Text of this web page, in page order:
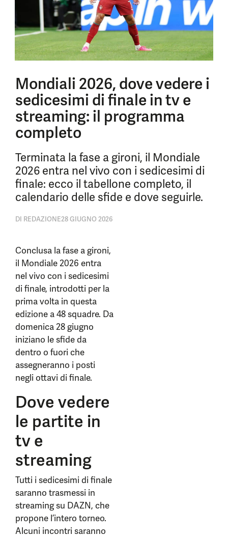
Mondiali 2026, dove vedere i
sedicesimi di finale in tv e
streaming: il programma
completo
Terminata la fase a gironi, il Mondiale
2026 entra nel vivo con i sedicesimi di
finale: ecco il tabellone completo, il
calendario delle sfide e dove seguirle.
DI REDAZIONE28 GIUGNO 2026
Conclusa la fase a gironi,
il Mondiale 2026 entra
nel vivo con i sedicesimi
di finale, introdotti per la
prima volta in questa
edizione a 48 squadre. Da
domenica 28 giugno
iniziano le sfide da
dentro o fuori che
assegneranno i posti
negli ottavi di finale.
Dove vedere
le partite in
tv e
streaming
Tutti i sedicesimi di finale
saranno trasmessi in
streaming su DAZN, che
propone l’intero torneo.
Alcuni incontri saranno